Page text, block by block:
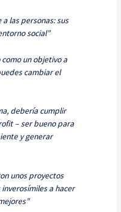
las personas: sus
social”
un objetivo a
cambiar el
debería cumplir
– ser bueno para
y generar
unos proyectos
a hacer